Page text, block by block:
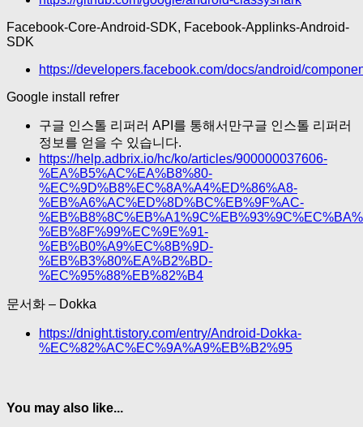
Facebook-Core-Android-SDK, Facebook-Applinks-Android-
SDK
https://developers.facebook.com/docs/android/
Google install refrer
구글 인스톨 리퍼러 API를 통해서만구글 인스톨 리퍼러
정보를 얻을 수 있습니다.
https://help.adbrix.io/hc/ko/articles/900000037606-
%EA%B5%AC%EA%B8%80-
%EC%9D%B8%EC%8A%A4%ED%86%A8-
%EB%A6%AC%ED%8D%BC%EB%9F%AC-
%EB%8F%99%EC%9E%91-
%EB%B0%A9%EC%8B%9D-
%EB%B3%80%EA%B2%BD-
%EC%95%88%EB%82%B4
문서화 – Dokka
https://dnight.tistory.com/entry/Android-Dokka-
%EC%82%AC%EC%9A%A9%EB%B2%95
You may also like...